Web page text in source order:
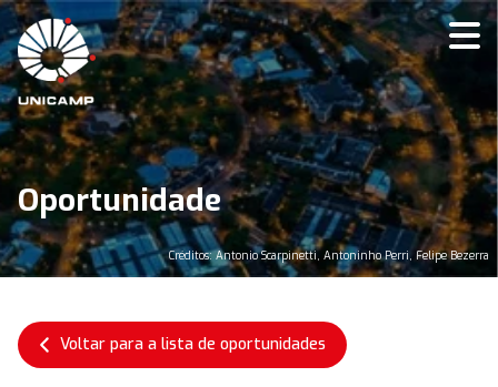
Oportunidade
Créditos: Antonio Scarpinetti, Antoninho Perri, Felipe Bezerra
Voltar para a lista de oportunidades